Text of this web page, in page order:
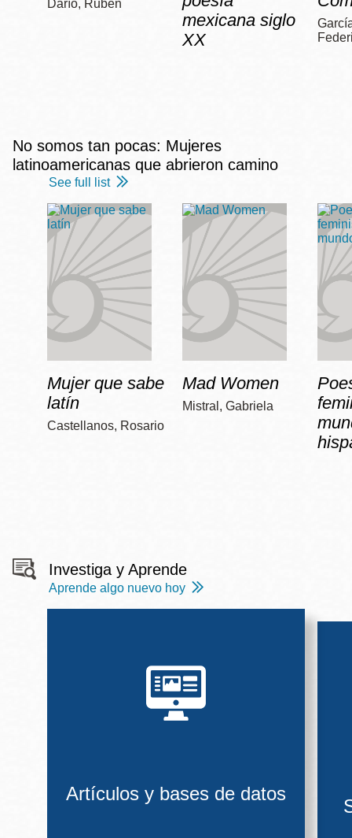
Darío, Rubén
mexicana siglo
XX
No somos tan pocas: Mujeres
latinoamericanas que abrieron camino
See full list
Mujer que sabe
latín
Castellanos, Rosario
Mad Women
Mistral, Gabriela
Investiga y Aprende
Aprende algo nuevo hoy
Artículos y bases de datos